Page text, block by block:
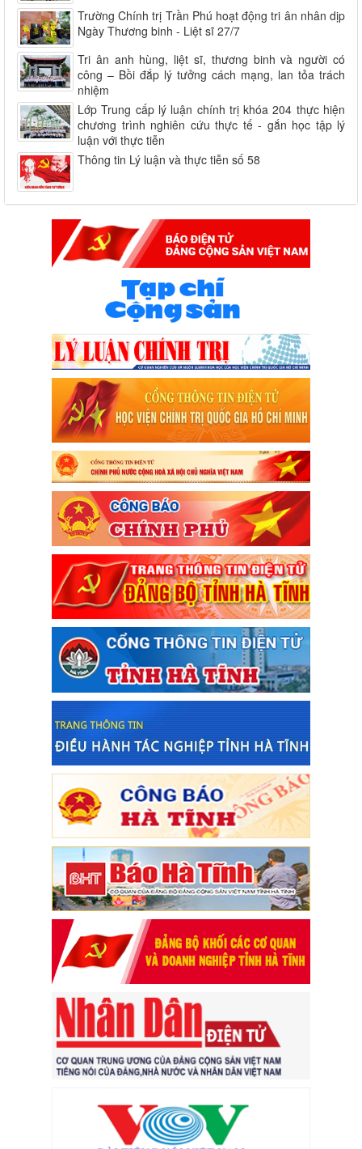
Trường Chính trị Trần Phú hoạt động tri ân nhân dịp
Ngày Thương binh - Liệt sĩ 27/7
Tri ân anh hùng, liệt sĩ, thương binh và người có
công – Bồi đắp lý tưởng cách mạng, lan tỏa trách
nhiệm
Lớp Trung cấp lý luận chính trị khóa 204 thực hiện
chương trình nghiên cứu thực tế - gắn học tập lý
luận với thực tiễn
Thông tin Lý luận và thực tiễn số 58